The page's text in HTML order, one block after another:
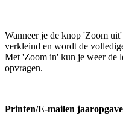
Wanneer je de knop 'Zoom
verkleind en wordt de
Met 'Zoom in' kun je weer de
opvragen.
Printen/E-mailen jaaropgave